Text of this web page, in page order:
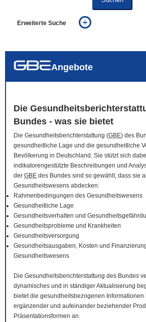
Erweiterte Suche
auch in allen Texten suchen (Volltextsuche)
Angebote
Die
Bundes - was sie bietet
Die Gesundheitsberichterstattung (GBE) des
gesundheitliche Lage und die gesundheitliche
Bevölkerung in Deutschland. Sie stützt sich
indikatorengestützte Beschreibungen und
der GBE des Bundes sind so gewählt, dass sie
Gesundheitswesens abdecken:
Rahmenbedingungen des Gesundheitswesens
Gesundheitliche Lage
Gesundheitsverhalten und
Gesundheitsprobleme und Krankheiten
Gesundheitsversorgung
Gesundheitsausgaben, Kosten und
Gesundheitswesens
Die Gesundheitsberichterstattung des Bundes
dynamisches und in ständiger Aktualisierung
bietet die gesundheitsbezogenen Informationen
ergänzender und aufeinander beziehender
Präsentationsformen an.